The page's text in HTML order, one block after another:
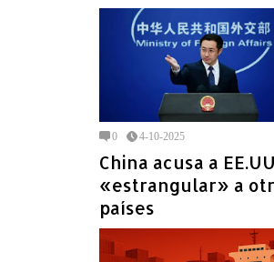
0 4-10-2025
China acusa a
«estrangular» a
países